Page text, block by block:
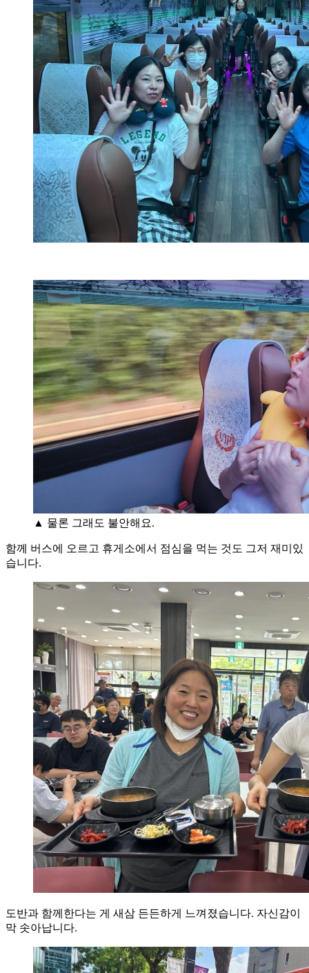
▲ 물론 그래도 불안해요.
함께 버스에 오르고 휴게소에서 점심을 먹는 것도 그저 재미있
습니다.
도반과 함께한다는 게 새삼 든든하게 느껴졌습니다. 자신감이
막 솟아납니다.